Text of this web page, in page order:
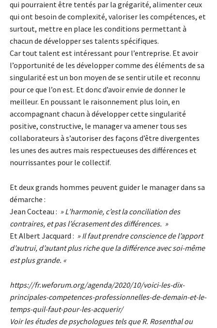
qui pourraient être tentés par la grégarité, alimenter ceux
qui ont besoin de complexité, valoriser les compétences, et
surtout, mettre en place les conditions permettant à
chacun de développer ses talents spécifiques.
Car tout talent est intéressant pour l’entreprise. Et avoir
l’opportunité de les développer comme des éléments de sa
singularité est un bon moyen de se sentir utile et reconnu
pour ce que l’on est. Et donc d’avoir envie de donner le
meilleur. En poussant le raisonnement plus loin, en
accompagnant chacun à développer cette singularité
positive, constructive, le manager va amener tous ses
collaborateurs à s’autoriser des façons d’être divergentes
les unes des autres mais respectueuses des différences et
nourrissantes pour le collectif.
Et deux grands hommes peuvent guider le manager dans sa
démarche :
Jean Cocteau : » L’harmonie, c’est la conciliation des
contraires, et pas l’écrasement des différences. »
Et Albert Jacquard : » Il faut prendre conscience de l’apport
d’autrui, d’autant plus riche que la différence avec soi-même
est plus grande. «
https://fr.weforum.org/agenda/2020/10/voici-les-dix-
principales-competences-professionnelles-de-demain-et-le-
temps-quil-faut-pour-les-acquerir/
Voir les études de psychologues tels que R. Rosenthal ou